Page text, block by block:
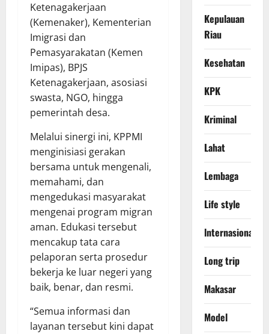
Ketenagakerjaan
(Kemenaker), Kementerian
Imigrasi dan
Pemasyarakatan (Kemen
Imipas), BPJS
Ketenagakerjaan, asosiasi
swasta, NGO, hingga
pemerintah desa.
Melalui sinergi ini, KPPMI
menginisiasi gerakan
bersama untuk mengenali,
memahami, dan
mengedukasi masyarakat
mengenai program migran
aman. Edukasi tersebut
mencakup tata cara
pelaporan serta prosedur
bekerja ke luar negeri yang
baik, benar, dan resmi.
“Semua informasi dan
layanan tersebut kini dapat
Kepulauan
Riau
Kesehatan
KPK
Kriminal
Lahat
Lembaga
Life style
lnternasional
Long trip
Makasar
Model